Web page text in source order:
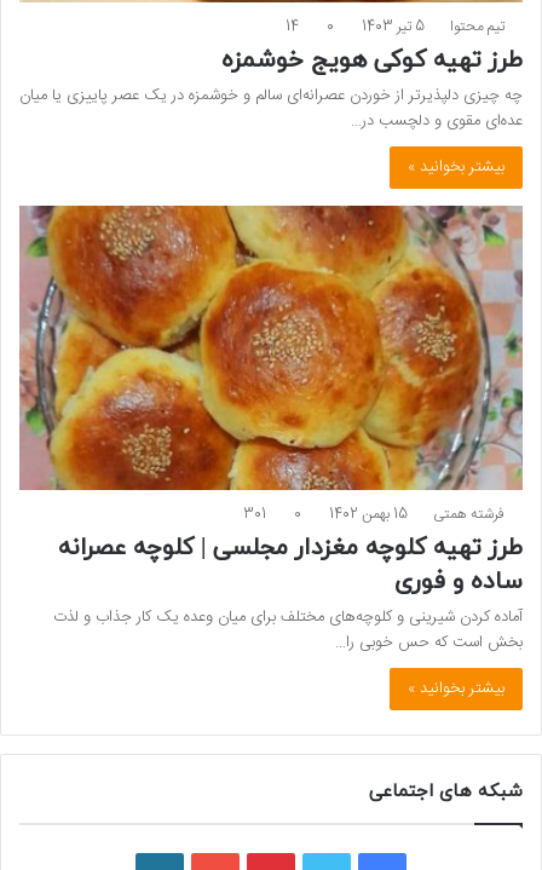
تیم محتوا 5 تیر 1403 0
14
طرز تهیه کوکی هویج خوشمزه
چه چیزی دلپذیرتر از خوردن عصرانه‌ای سالم و خوشمزه در یک عصر پاییزی یا میان
عده‌ای مقوی و دلچسب در…
بیشتر بخوانید »
فرشته همتی 15 بهمن 1402 0
301
طرز تهیه کلوچه مغزدار مجلسی | کلوچه عصرانه
ساده و فوری
آماده کردن شیرینی و کلوچه‌های مختلف برای میان وعده یک کار جذاب و لذت
بخش است که حس خوبی را…
بیشتر بخوانید »
شبکه های اجتماعی